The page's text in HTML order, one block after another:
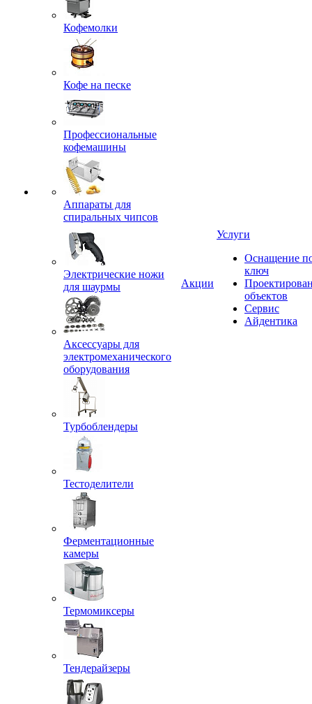
Кофемолки
Кофе на песке
Профессиональные
кофемашины
Аппараты для
спиральных чипсов
Электрические ножи
для шаурмы
Аксессуары для
электромеханического
оборудования
Турбоблендеры
Тестоделители
Ферментационные
камеры
Термомиксеры
Тендерайзеры
Акции
Услуги
Оснащение
ключ
объектов
Сервис
Айдентика